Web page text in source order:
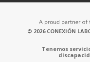
© 2026 CONEXIÓN
Tenemos